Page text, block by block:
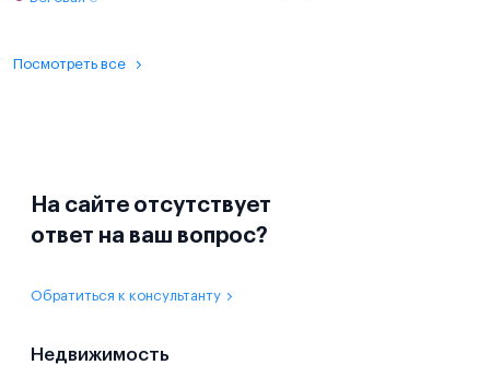
Посмотреть все
На сайте отсутствует
ответ на ваш вопрос?
Обратиться к консультанту
Недвижимость